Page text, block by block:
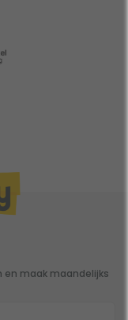
en maak maandelijks